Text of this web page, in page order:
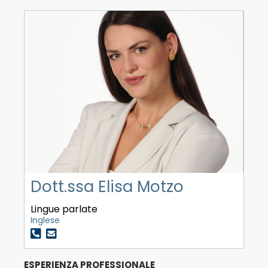
Dott.ssa Elisa Motzo
Lingue parlate
Inglese
ESPERIENZA PROFESSIONALE